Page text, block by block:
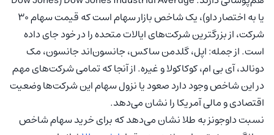
یا به‌ اختصار داو)، یک شاخص بازار سهام است که قیمت سهام 30
شرکت، از بزرگترین شرکت‌های ایالات متحده را در خود جای داده
است. از جمله: اپل، گلدمن ساکس، جانسون‌اند جانسون، مک
دونالد، آی بی ام، کوکاکولا و غیره. از آنجا که تمامی شرکت‌های مهم
در این شاخص وجود دارد صعود یا نزول سهام این شرکت‌ها وضعیت
اقتصادی و مالی آمریکا را نشان می‌دهد.
نسبت داوجونز به طلا نشان می‌دهد که برای خرید سهام شاخص